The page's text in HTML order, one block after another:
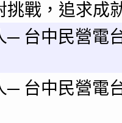
挑戰，追求成
─ 台中民營電
─ 台中民營電